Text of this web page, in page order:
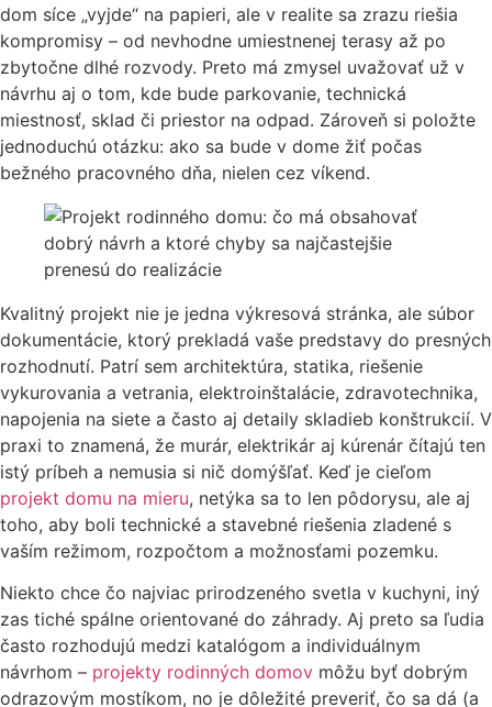
dom síce „vyjde“ na papieri, ale v realite sa zrazu riešia
kompromisy – od nevhodne umiestnenej terasy až po
zbytočne dlhé rozvody. Preto má zmysel uvažovať už v
návrhu aj o tom, kde bude parkovanie, technická
miestnosť, sklad či priestor na odpad. Zároveň si položte
jednoduchú otázku: ako sa bude v dome žiť počas
bežného pracovného dňa, nielen cez víkend.
Kvalitný projekt nie je jedna výkresová stránka, ale súbor
dokumentácie, ktorý prekladá vaše predstavy do presných
rozhodnutí. Patrí sem architektúra, statika, riešenie
vykurovania a vetrania, elektroinštalácie, zdravotechnika,
napojenia na siete a často aj detaily skladieb konštrukcií. V
praxi to znamená, že murár, elektrikár aj kúrenár čítajú ten
istý príbeh a nemusia si nič domýšľať. Keď je cieľom
projekt domu na mieru, netýka sa to len pôdorysu, ale aj
toho, aby boli technické a stavebné riešenia zladené s
vaším režimom, rozpočtom a možnosťami pozemku.
Niekto chce čo najviac prirodzeného svetla v kuchyni, iný
zas tiché spálne orientované do záhrady. Aj preto sa ľudia
často rozhodujú medzi katalógom a individuálnym
návrhom – projekty rodinných domov môžu byť dobrým
odrazovým mostíkom, no je dôležité preveriť, čo sa dá (a